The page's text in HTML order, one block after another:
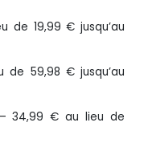
de 19,99 € jusqu’au
de 59,98 € jusqu’au
– 34,99 € au lieu de